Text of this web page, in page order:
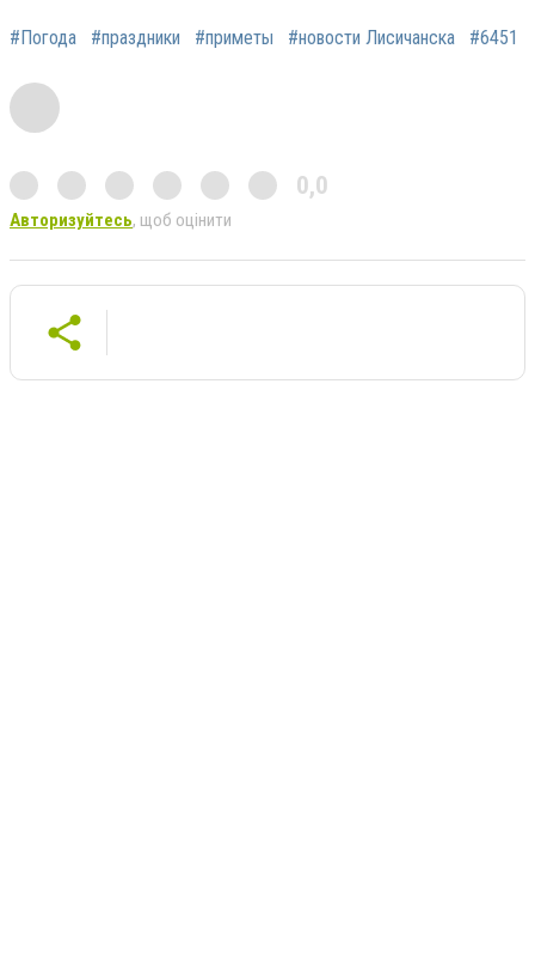
#Погода #праздники #приметы #новости Лисичанска #6451
0,0
Авторизуйтесь, щоб оцінити